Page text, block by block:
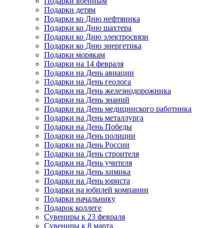
Подарки детям
Подарки ко Дню нефтяника
Подарки ко Дню шахтера
Подарки ко Дню электросвязи
Подарки ко Дню энергетика
Подарки морякам
Подарки на 14 февраля
Подарки на День авиации
Подарки на День геолога
Подарки на День железнодорожника
Подарки на День знаний
Подарки на День медицинского работника
Подарки на День металлурга
Подарки на День Победы
Подарки на День полиции
Подарки на День России
Подарки на День строителя
Подарки на День учителя
Подарки на День химика
Подарки на День юриста
Подарки на юбилей компании
Подарки начальнику
Подарок коллеге
Сувениры к 23 февраля
Сувениры к 8 марта